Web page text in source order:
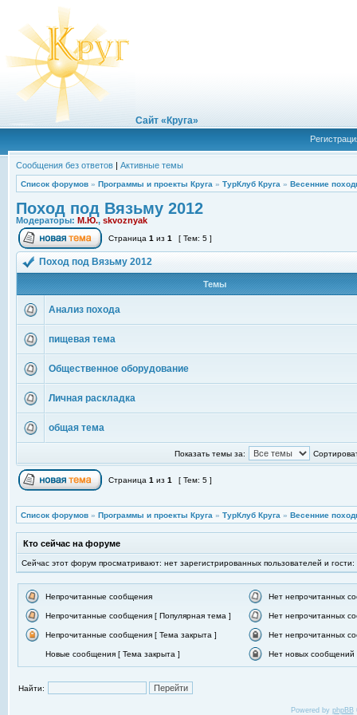
Сайт «Круга»
Сообщения без ответов | Активные темы
Список форумов » Программы и проекты Круга » ТурКлуб Круга » Весенние
Поход под Вязьму 2012
Модераторы: М.Ю., skvoznyak
Страница 1 из 1 [ Тем: 5 ]
Поход под Вязьму 2012
Темы
Анализ похода
пищевая тема
Общественное оборудование
Личная раскладка
общая тема
Показать темы за:
Страница 1 из 1 [ Тем: 5 ]
Список форумов » Программы и проекты Круга » ТурКлуб Круга » Весенние
Кто сейчас на форуме
Сейчас этот форум просматривают: нет зарегистрированных пользователей и гости:
Непрочитанные сообщения Нет непрочитанных
Непрочитанные сообщения [ Популярная тема ] Нет непрочитанных
Непрочитанные сообщения [ Тема закрыта ] Нет непрочитанных
Новые сообщения [ Тема закрыта ] Нет новых сообщений
Найти:
Powered by phpBB